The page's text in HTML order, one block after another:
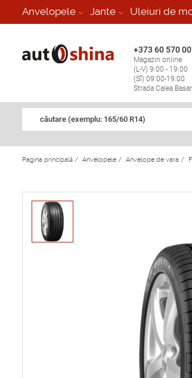
Anvelopele Jante Uleiuri de
+373 60 570
Magazin online
(L-V) 9:00 - 19:00
(Sî) 09:00-19:00
Strada Calea
căutare (exemplu: 165/60 R14)
Pagina principală / Anvelopele / Anvelope de vara /